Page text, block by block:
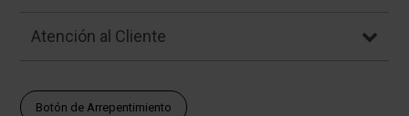
Atención al Cliente
Botón de Arrepentimiento